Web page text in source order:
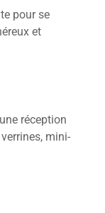
pour se
et
réception
mini-